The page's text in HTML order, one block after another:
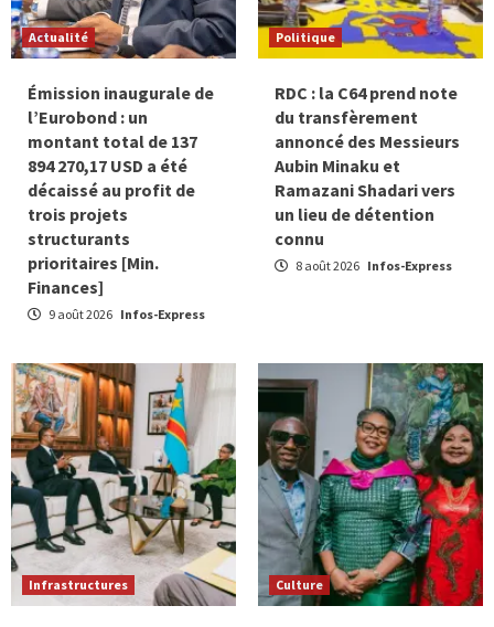
Actualité
Émission inaugurale de
l’Eurobond : un
montant total de 137
894 270,17 USD a été
décaissé au profit de
trois projets
structurants
prioritaires [Min.
Finances]
9 août 2026 Infos-Express
Politique
RDC : la C64 prend note
du transfèrement
annoncé des Messieurs
Aubin Minaku et
Ramazani Shadari vers
un lieu de détention
connu
8 août 2026 Infos-Express
Infrastructures Culture